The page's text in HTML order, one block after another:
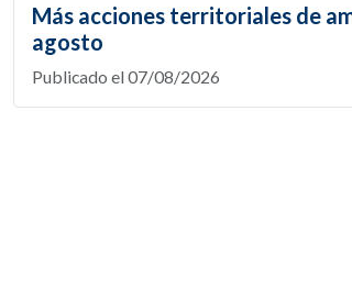
Más acciones territoriales de
agosto
Publicado el 07/08/2026